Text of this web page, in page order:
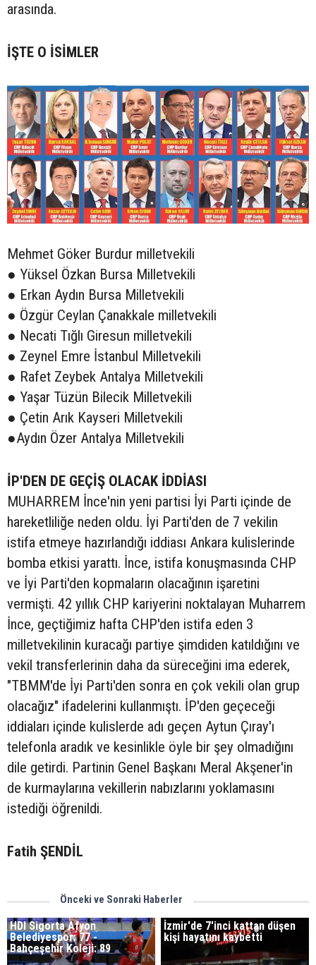
arasında.
İŞTE O İSİMLER
Mehmet Göker Burdur milletvekili
● Yüksel Özkan Bursa Milletvekili
● Erkan Aydın Bursa Milletvekili
● Özgür Ceylan Çanakkale milletvekili
● Necati Tığlı Giresun milletvekili
● Zeynel Emre İstanbul Milletvekili
● Rafet Zeybek Antalya Milletvekili
● Yaşar Tüzün Bilecik Milletvekili
● Çetin Arık Kayseri Milletvekili
●Aydın Özer Antalya Milletvekili
İP'DEN DE GEÇİŞ OLACAK İDDİASI
MUHARREM İnce'nin yeni partisi İyi Parti içinde de
hareketliliğe neden oldu. İyi Parti'den de 7 vekilin
istifa etmeye hazırlandığı iddiası Ankara kulislerinde
bomba etkisi yarattı. İnce, istifa konuşmasında CHP
ve İyi Parti'den kopmaların olacağının işaretini
vermişti. 42 yıllık CHP kariyerini noktalayan Muharrem
İnce, geçtiğimiz hafta CHP'den istifa eden 3
milletvekilinin kuracağı partiye şimdiden katıldığını ve
vekil transferlerinin daha da süreceğini ima ederek,
"TBMM'de İyi Parti'den sonra en çok vekili olan grup
olacağız" ifadelerini kullanmıştı. İP'den geçeceği
iddiaları içinde kulislerde adı geçen Aytun Çıray'ı
telefonla aradık ve kesinlikle öyle bir şey olmadığını
dile getirdi. Partinin Genel Başkanı Meral Akşener'in
de kurmaylarına vekillerin nabızlarını yoklamasını
istediği öğrenildi.
Fatih ŞENDİL
Önceki ve Sonraki Haberler
HDI Sigorta Afyon
Belediyespor: 77 -
Bahçeşehir Koleji: 89
İzmir'de 7'inci kattan düşen
kişi hayatını kaybetti